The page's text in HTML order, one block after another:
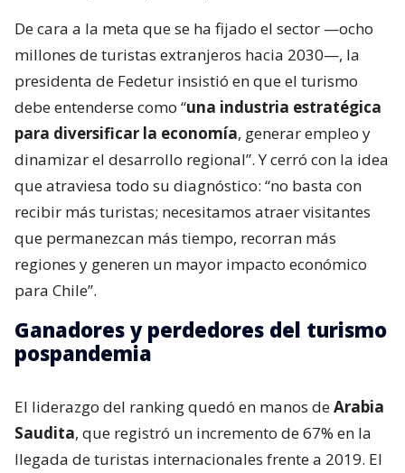
De cara a la meta que se ha fijado el sector —ocho
millones de turistas extranjeros hacia 2030—, la
presidenta de Fedetur insistió en que el turismo
debe entenderse como “una industria estratégica
para diversificar la economía, generar empleo y
dinamizar el desarrollo regional”. Y cerró con la idea
que atraviesa todo su diagnóstico: “no basta con
recibir más turistas; necesitamos atraer visitantes
que permanezcan más tiempo, recorran más
regiones y generen un mayor impacto económico
para Chile”.
Ganadores y perdedores del turismo
pospandemia
El liderazgo del ranking quedó en manos deArabia
Saudita, que registró un incremento de 67% en la
llegada de turistas internacionales frente a 2019. El